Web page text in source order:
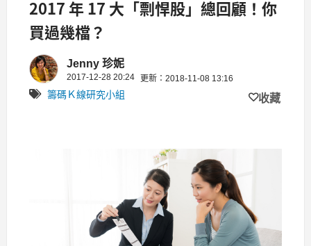
2017 年 17 大「剽悍股」總回顧！你
買過幾檔？
Jenny 珍妮
2017-12-28 20:24 更新：2018-11-08 13:16
籌碼Ｋ線研究小組 收藏